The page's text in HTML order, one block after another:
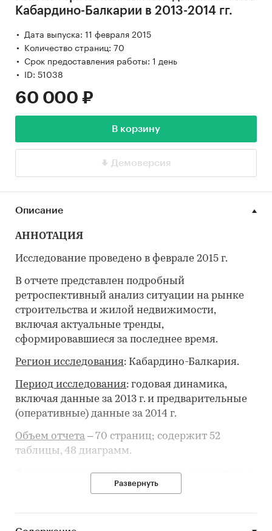
Кабардино-Балкарии в 2013-2014 гг.
Дата выпуска: 11 февраля 2015
Количество страниц: 70
Срок предоставления работы: 1 день
ID: 51038
60 000 ₽
В корзину
Демоверсия
Описание
АННОТАЦИЯ
Исследование проведено в феврале 2015 г.
В отчете представлен подробный
ретроспективный анализ ситуации на рынке
строительства и жилой недвижимости,
включая актуальные тренды,
сформировавшиеся за последнее время.
Регион исследования: Кабардино-Балкария.
Период исследования: годовая динамика,
включая данные за 2013 г. и предварительные
(оперативные) данные за 2014 г.
Объем отчета – 70 страниц; содержит 52
таблицы, 48 диаграмм.
Формат исследования: аналитика в таблицах и
Пользователи. Обзор предназначен для
профессионалов рынка, которым нужна
Развернуть